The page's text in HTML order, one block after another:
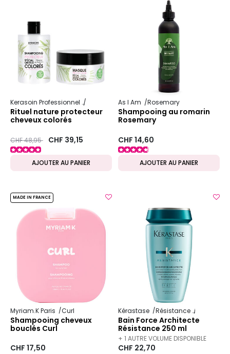
Kerasoin Professionnel Protecteur Couleur
Rituel nature protecteur
cheveux colorés
Prix ​​réduit de
CHF 48,95to CHF 39,15
AJOUTER AU PANIER
As I Am Rosemary
Shampooing au romarin
Rosemary
CHF 14,60
AJOUTER AU PANIER
MADE IN FRANCE
Myriam.K Paris Curl
Shampooing cheveux
bouclés Curl
CHF 17,50
Kérastase Résistance
Bain Force Architecte
Résistance 250 ml
+ 1 AUTRE VOLUME DISPONIBLE
CHF 22,70